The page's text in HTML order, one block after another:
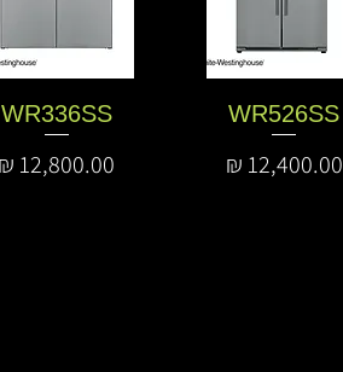
WR526SS
מחיר
WR336SS
מחיר